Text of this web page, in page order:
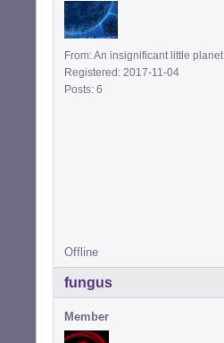
From: An insignificant little planet
Registered: 2017-11-04
Posts: 6
Offline
fungus
Member